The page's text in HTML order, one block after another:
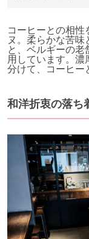
コーヒーとの相性
ヌ。柔らかな苦
と、ベルギーの老
用しています。濃
分けて、コーヒー
和洋折衷の落ち